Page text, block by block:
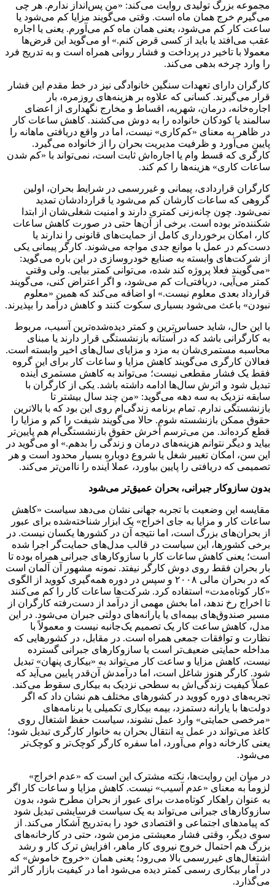
مجموعه بزرگ تولیدی روایت می‌کند: «من پس‌انداز ندارم. هر چی
می‌گیرم خرج همان ماه است. وقتی می‌گویند مزایا کم می‌شود یا
ساعت کار کم می‌شود، یعنی همان ماه کم می‌آورم. یعنی یا اجاره
عقب می‌افتد یا باید از کسی قرض کنم.» او می‌گوید این قرض‌ها
معمولا با تاخیر در پرداخت و فشار روانی همراه است و به تدریج فرد
را وارد چرخه بدهی می‌کند.
کارگران دارای تعهدات سنگین خانوادگی نیز در خط مقدم این فشار
قرار می‌گیرند. کسانی که علاوه بر هزینه‌های روزمره، بار
اجاره‌خانه، درمان، شهریه، اقساط و مخارج نگهداری از اعضای
سالمند یا کودکان خانواده را به دوش می‌کشند. کاهش ساعات کار
در ظاهر به معنای «کم‌کاری» نیست، اما در واقع دریافتی ماهانه را
پایین می‌آورد و ظرفیت مدیریت بحران را از خانواده می‌گیرد.
کارگری که قسط وام یا اجاره‌اش ثابت است، نمی‌تواند با «کم شدن
ساعات کاری» هزینه‌ها را کم کند.
کارگران قراردادی، پیمانی و غیررسمی در شرایط بحران، اولین
گروهی که ساعات کارشان کم می‌شود یا قراردادشان تمدید
نمی‌شود. چون چانه‌زنی کمتری دارند و امنیت شغلی‌شان از ابتدا
شکننده‌تر بوده است. برخی از آن‌ها حتی در صورت کاهش ساعات
کار، امکان برخورداری کامل از حمایت‌های قانونی را ندارند یا
دست‌کم در عمل با موانع جدی مواجه می‌شوند. کارگر پیمانی یکی
از شرکت‌های وابسته به صنایع خودروسازی در این باره می‌گوید:
«می‌گویند فعلا پروژه کند شده، می‌توانی کمتر بیایی. ولی وقتی
کمتر می‌آیی، دریافتی‌ات کم می‌شود، و اگر اعتراض کنی، می‌گویند
قرارداد بعدی معلوم نیست.» او اضافه می‌کند که همین «معلوم
نبودن» باعث می‌شود بسیاری سکوت کنند و کاهش درآمد را بپذیرند.
با این حال، شاید حساس‌ترین و کمتر دیده‌شده‌ترین آسیب، مربوط
به کارگرانی باشد که در آستانه بازنشستگی قرار دارند یا مبنای
محاسبه مستمری‌شان به مزد و مزایای سال‌های اخیر وابسته است.
فعالان کارگری می‌گویند کاهش مزایا و ساعات کار برای این گروه
فقط یک فشار مقطعی نیست؛ می‌تواند به کاهش مستمری آینده
تبدیل شود و اثرش سال‌ها ادامه داشته باشد. یکی از کارگران با
سابقه نزدیک به سه دهه می‌گوید: «من چند سال بیشتر تا
بازنشستگی ندارم. تمام برنامه زندگی‌ام روی این بود که با بالاترین
حقوق ممکن بازنشسته شوم. حالا می‌گویند شیفت را کم و مزایا را
قطع کرده‌اند. من می‌ترسم آخرش حقوق بازنشستگی‌ام هم پایین‌تر
بیاید و دیگر نتوانم هزینه‌های درمان و زندگی را بدهم.» او می‌گوید در
این سن، امکان تغییر شغل یا شروع دوباره بسیار محدود است و هر
تصمیمی که دریافتی را پایین بیاورد، عملا آینده را ناامن‌تر می‌کند.
بدون سازوکار جبرانی، بحران عمیق‌تر می‌شود
مقایسه این وضعیت با تجربه جهانی نشان می‌دهد سیاست «کاهش
ساعات کار و مزایا به جای اخراج» یک ابزار شناخته‌شده برای عبور
از بحران‌های بزرگ است، اما نتیجه آن در کشورها یکسان نیست. در
برخی کشورها، این سیاست در قالب مدل‌های حمایت‌گر اجرا شده
است؛ یعنی کاهش ساعات کار با سازوکارهای جبرانی همراه بوده تا
بار بحران فقط روی دوش کارگر نیفتد. نمونه مشهور آن آلمان است
که در بحران مالی ۲۰۰۸ و سپس در دوره همه‌گیری کووید از الگوی
«کار کوتاه‌مدت» استفاده کرد. شرکت‌ها ساعات کار را کم می‌کنند
تا اخراج رخ ندهد، اما بخش مهمی از درآمد از دست‌رفته کارگران از
مسیر صندوق‌های بیمه‌ای یا یارانه‌های دولتی جبران می‌شود. در این
مدل، کاهش ساعت کار یک تصمیم یک‌جانبه نیست و معمولاً با
نظارت و توافقات جمعی همراه است. در مقابل، در کشورهایی که
مداخله حمایتی ضعیف‌تر است یا سازوکارهای جبرانی گسترده
نیست، کاهش مزایا و ساعت کار می‌تواند به «بیکاری پنهان» تبدیل
شود. کارگر هنوز شاغل است، اما درآمدش آن‌قدر پایین می‌آید که
عملاً کیفیت زندگی‌اش به سطحی نزدیک به بیکاری سقوط می‌کند.
تجربه‌های دوره کووید در کشورهای مختلف هم نشان داد که اگر
دولت‌ها با یارانه دستمزد، بیمه بیکاری تکمیلی یا برنامه‌های
«مرخصی حمایتی» وارد عمل نشوند، سیاست حفظ اشتغال روی
کاغذ می‌تواند در عمل به انتقال بحران به خانوار کارگری تبدیل شود؛
یعنی کارخانه دوام می‌آورد، اما سفره کارگر کوچک‌تر و کوچک‌تر
می‌شود.
در میان این روایت‌ها، نکته مشترک این است که «عدم اخراج»
لزوماً به معنای «عدم آسیب» نیست. کاهش مزایا و ساعات کار اگر
به عنوان راهکار کوتاه‌مدت برای عبور از بحران مطرح شود، بدون
سازوکارهای جبرانی می‌تواند به یک سیاست فرسایشی تبدیل شود
که پیامدهای اجتماعی و اقتصادی خود را به‌تدریج آشکار می‌کند. از
سوی دیگر، وقتی فشار معیشتی مزمن شود، حتی در کارخانه‌های
بزرگ هم احتمال خروج نیروی کار ماهر، افزایش ترک کار و رشد
اشتغال‌های غیررسمی بالا می‌رود؛ یعنی همان «خروج خاموش» که
در آمار بیکاری رسمی کمتر دیده می‌شود اما در کیفیت بازار کار اثر
می‌گذارد.